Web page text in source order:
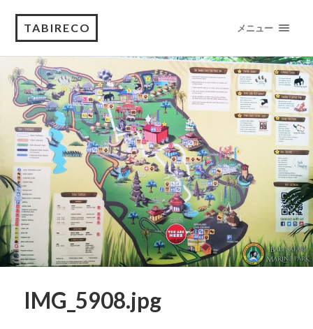
TABIRECO メニュー
IMG_5908.jpg